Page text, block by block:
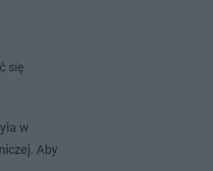
się
w
Aby